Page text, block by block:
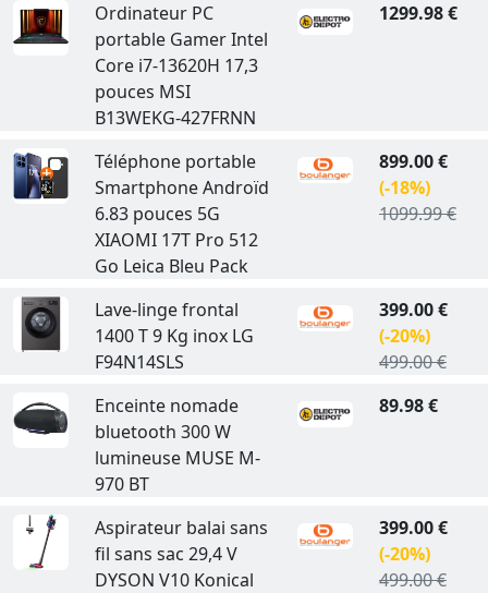
Ordinateur PC
portable Gamer Intel
Core i7-13620H 17,3
pouces MSI
B13WEKG-427FRNN
1299.98 €
Téléphone portable
Smartphone Androïd
6.83 pouces 5G
XIAOMI 17T Pro 512
Go Leica Bleu Pack
899.00 €
(-18%)
1099.99 €
Lave-linge frontal
1400 T 9 Kg inox LG
F94N14SLS
399.00 €
(-20%)
499.00 €
Enceinte nomade
bluetooth 300 W
lumineuse MUSE M-
970 BT
89.98 €
Aspirateur balai sans
fil sans sac 29,4 V
DYSON V10 Konical
399.00 €
(-20%)
499.00 €